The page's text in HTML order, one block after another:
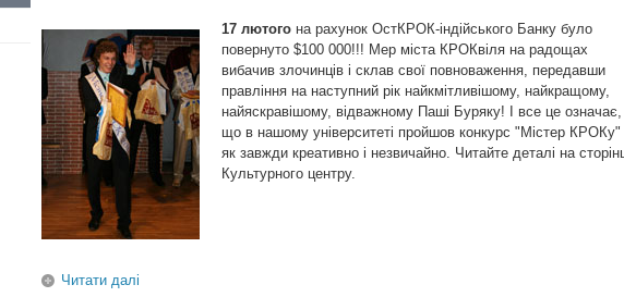
17 лютого на рахунок ОстКРОК-індійського Банку було
повернуто $100 000!!! Мер міста КРОКвіля на радощах
вибачив злочинців і склав свої повноваження, передавши
правління на наступний рік найкмітливішому, найкращому,
найяскравішому, відважному Паші Буряку! І все це означає,
що в нашому університеті пройшов конкурс "Містер КРОКу"
як завжди креативно і незвичайно. Читайте деталі на
Культурного центру.
Читати далі